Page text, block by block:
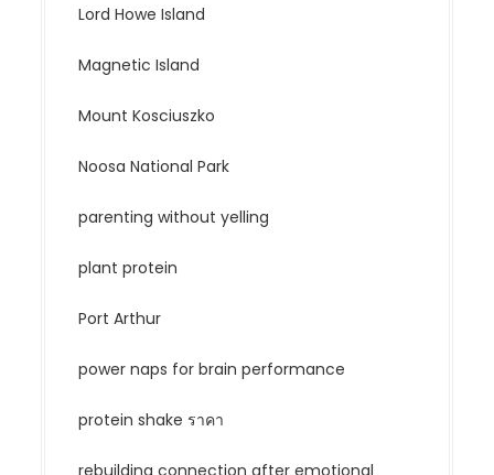
Lord Howe Island
Magnetic Island
Mount Kosciuszko
Noosa National Park
parenting without yelling
plant protein
Port Arthur
power naps for brain performance
protein shake ราคา
rebuilding connection after emotional